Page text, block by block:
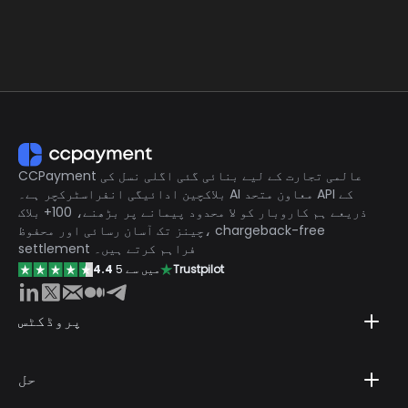
CCPayment عالمی تجارت کے لیے بنائی گئی اگلی نسل کی
بلاکچین ادائیگی انفراسٹرکچر ہے۔ AI معاون متحد API کے
ذریعے ہم کاروبار کو لا محدود پیمانے پر بڑھنے، 100+ بلاک
چینز تک آسان رسائی اور محفوظ، chargeback-free
settlement فراہم کرتے ہیں۔
4.4 5 میں سے Trustpilot
پروڈکٹس
حل